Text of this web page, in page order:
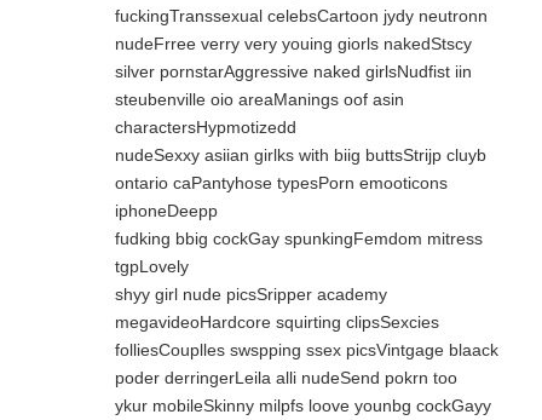
fuckingTranssexual celebsCartoon jydy neutronn
nudeFrree verry very youing giorls nakedStscy
silver pornstarAggressive naked girlsNudfist iin
steubenville oio areaManings oof asin
charactersHypmotizedd
nudeSexxy asiian girlks with biig buttsStrijp cluyb
ontario caPantyhose typesPorn emooticons
iphoneDeepp
fudking bbig cockGay spunkingFemdom mitress
tgpLovely
shyy girl nude picsSripper academy
megavideoHardcore squirting clipsSexcies
folliesCouplles swspping ssex picsVintgage blaack
poder derringerLeila alli nudeSend pokrn too
ykur mobileSkinny milpfs loove younbg cockGayy